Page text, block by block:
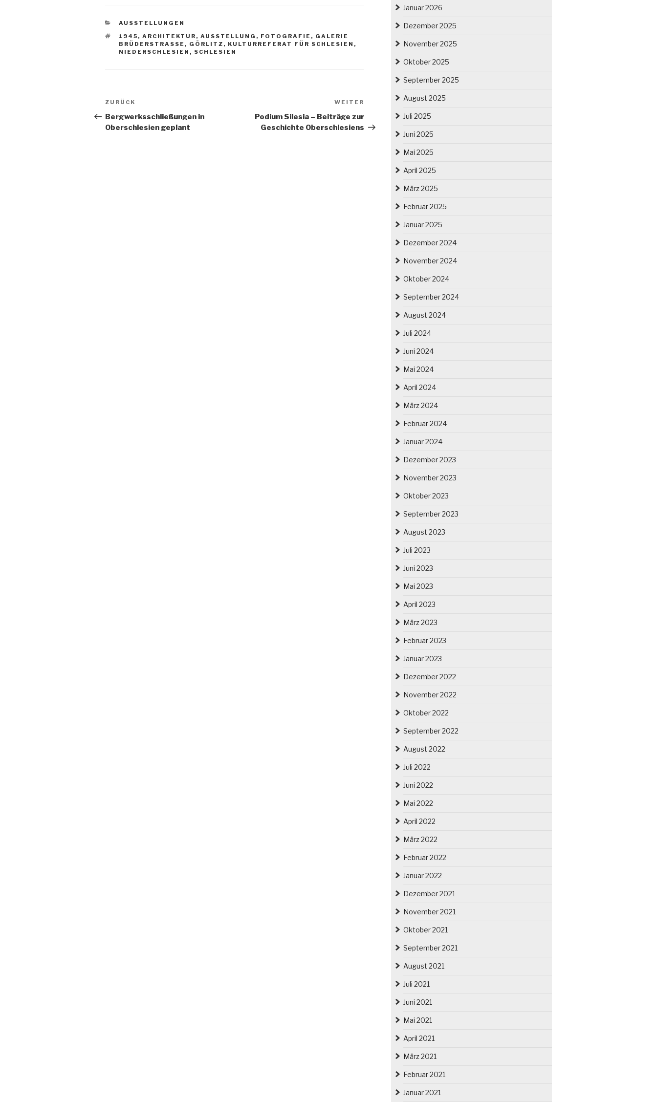
KATEGORIEN
AUSSTELLUNGEN
SCHLAGWÖRTER
1945 , ARCHITEKTUR , AUSSTELLUNG , FOTOGRAFIE , GALERIE
BRÜDERSTRASSE
, GÖRLITZ , KULTURREFERAT FÜR SCHLESIEN ,
NIEDERSCHLESIEN , SCHLESIEN
Beitragsnavigation
Vorheriger
Beitrag
ZURÜCK
Bergwerksschließungen in
Oberschlesien geplant
Nächster
WEITER
Podium Silesia – Beiträge zur
Geschichte Oberschlesiens
Januar 2026
Dezember 2025
November 2025
Oktober 2025
September 2025
August 2025
Juli 2025
Juni 2025
Mai 2025
April 2025
März 2025
Februar 2025
Januar 2025
Dezember 2024
November 2024
Oktober 2024
September 2024
August 2024
Juli 2024
Juni 2024
Mai 2024
April 2024
März 2024
Februar 2024
Januar 2024
Dezember 2023
November 2023
Oktober 2023
September 2023
August 2023
Juli 2023
Juni 2023
Mai 2023
April 2023
März 2023
Februar 2023
Januar 2023
Dezember 2022
November 2022
Oktober 2022
September 2022
August 2022
Juli 2022
Juni 2022
Mai 2022
April 2022
März 2022
Februar 2022
Januar 2022
Dezember 2021
November 2021
Oktober 2021
September 2021
August 2021
Juli 2021
Juni 2021
Mai 2021
April 2021
März 2021
Februar 2021
Januar 2021